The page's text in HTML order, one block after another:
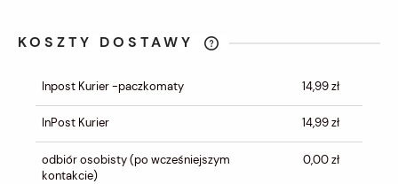
KOSZTY DOSTAWY
KOSZTÓW PŁATNOŚCI
Inpost Kurier -paczkomaty 14,99 zł
InPost Kurier 14,99 zł
odbiór osobisty(po wcześniejszym
kontakcie)
0,00 zł